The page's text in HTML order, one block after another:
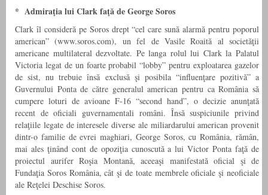
* Admiraţia lui Clark faţă de George Soros
Clark îl consideră pe Soros drept “cel care sună alarmă pentru poporul
american” (www.soros.com), un fel de Vasile Roaită al societăţii
americane multilateral dezvoltate. Pe langa rolul lui Clark la Palatul
Victoria legat de un foarte probabil “lobby” pentru exploatarea gazelor
de sist, nu trebuie însă exclusă şi posibila “influenţare pozitivă” a
Guvernului Ponta de către generalul american pentru ca România să
cumpere loturi de avioane F-16 “second hand”, o decizie anunţată
recent de oficiali guvernamentali români. Însă suspiciunile privind
relaţiile legate de interesele diverse ale miliardarului american provenit
dintr-o familie de evrei maghiari, George Soros, cu România, rămân,
mai ales ţinând cont de opoziţia cunoscută a lui Victor Ponta faţă de
proiectul aurifer Roşia Montană, aceeaşi manifestată oficial şi de
Fundaţia Soros România, cât şi de toate membrele oficiale şi neoficiale
ale Reţelei Deschise Soros.